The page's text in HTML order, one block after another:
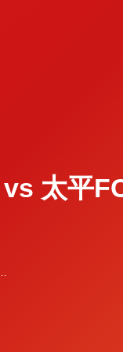
太平